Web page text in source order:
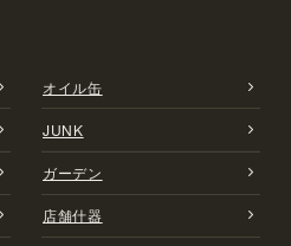
オイル缶
JUNK
ガーデン
店舗什器